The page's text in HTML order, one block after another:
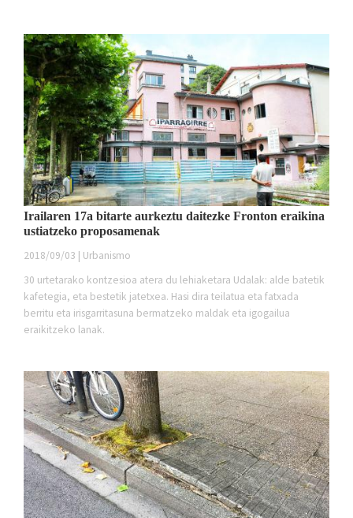
Irailaren 17a bitarte aurkeztu daitezke Fronton eraikina
ustiatzeko proposamenak
2018/09/03 | Urbanismo
30 urtetarako kontzesioa atera du lehiaketara Udalak: alde batetik
kafetegia, eta bestetik jatetxea. Hasi dira teilatua eta fatxada
berritu eta irisgarritasuna bermatzeko maldak eta igogailua
eraikitzeko lanak.